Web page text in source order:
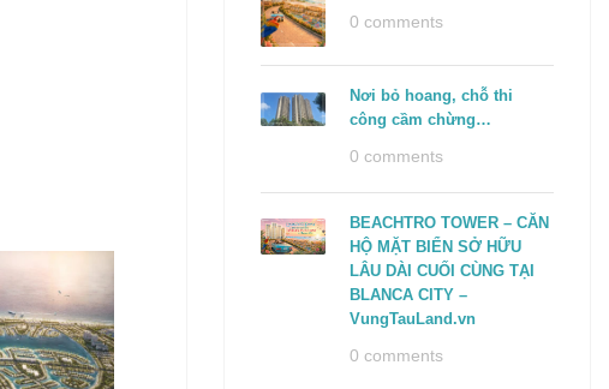
0 comments
Nơi bỏ hoang, chỗ thi
công cầm chừng…
0 comments
BEACHTRO TOWER – CĂN
HỘ MẶT BIỂN SỞ HỮU
LÂU DÀI CUỐI CÙNG TẠI
BLANCA CITY –
VungTauLand.vn
0 comments